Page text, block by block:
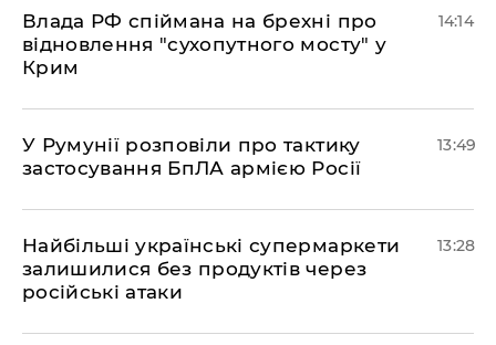
Влада РФ спіймана на брехні про
відновлення "сухопутного мосту" у
Крим
14:14
У Румунії розповіли про тактику
застосування БпЛА армією Росії
13:49
Найбільші українські супермаркети
залишилися без продуктів через
російські атаки
13:28